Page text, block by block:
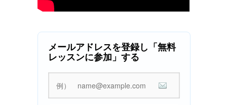
メールアドレスを登録し「無料
レッスンに参加」する